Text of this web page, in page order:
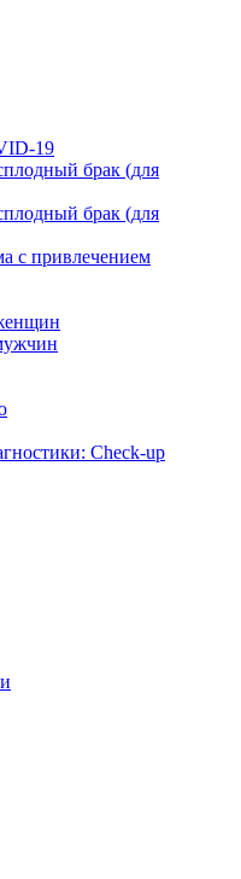
19
брак (для
брак (для
с привлечением
Check-up